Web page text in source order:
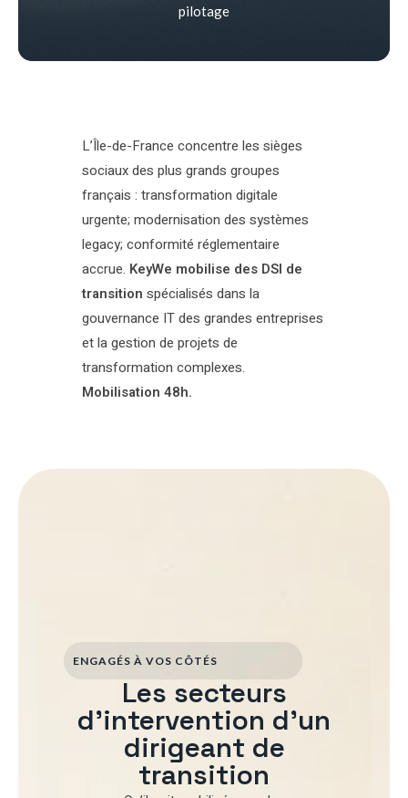
pilotage
L’Île-de-France concentre les sièges
sociaux des plus grands groupes
français : transformation digitale
urgente; modernisation des systèmes
legacy; conformité réglementaire
accrue. KeyWe mobilise des DSI de
transition spécialisés dans la
gouvernance IT des grandes entreprises
et la gestion de projets de
transformation complexes.
Mobilisation 48h.
ENGAGÉS À VOS CÔTÉS
Les secteurs
d'intervention d'un
dirigeant de
transition